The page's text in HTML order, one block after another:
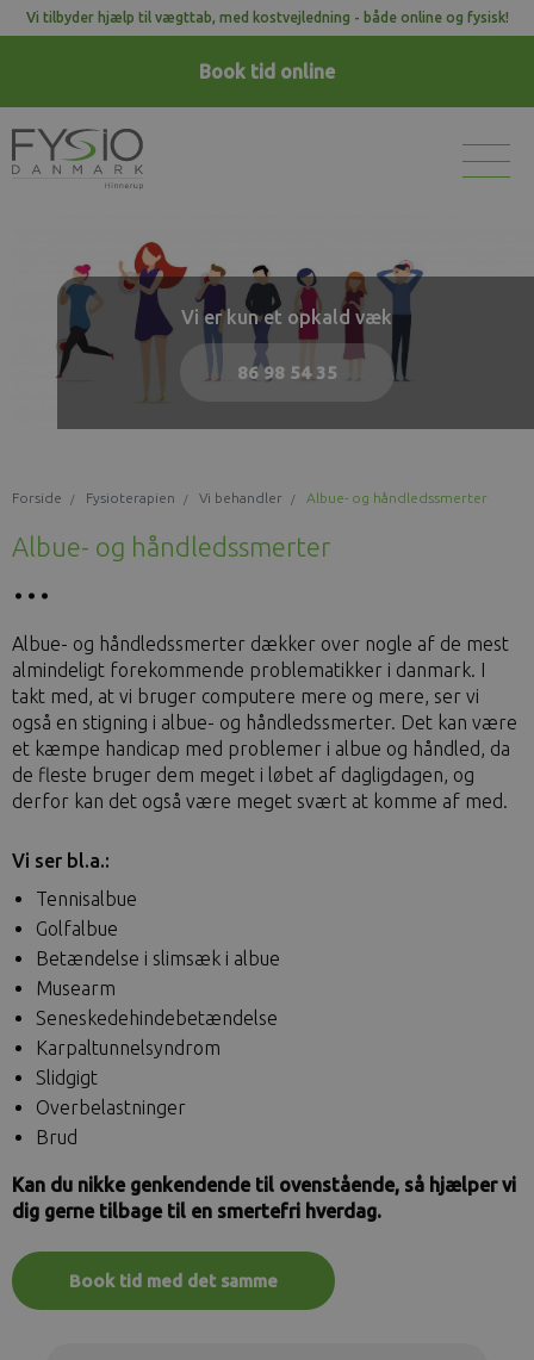
Vi tilbyder hjælp til vægttab, med kostvejledning - både online og fysisk!
Book tid online
Vi er kun et opkald væk
86 98 54 35
Forside Fysioterapien Vi behandler Albue- og håndledssmerter
Albue- og håndledssmerter
Albue- og håndledssmerter dækker over nogle af de mest
almindeligt forekommende problematikker i danmark. I
takt med, at vi bruger computere mere og mere, ser vi
også en stigning i albue- og håndledssmerter. Det kan være
et kæmpe handicap med problemer i albue og håndled, da
de fleste bruger dem meget i løbet af dagligdagen, og
derfor kan det også være meget svært at komme af med.
Vi ser bl.a.:
Tennisalbue
Golfalbue
Betændelse i slimsæk i albue
Musearm
Seneskedehindebetændelse
Karpaltunnelsyndrom
Slidgigt
Overbelastninger
Brud
Kan du nikke genkendende til ovenstående, så hjælper vi
dig gerne tilbage til en smertefri hverdag.
Book tid med det samme